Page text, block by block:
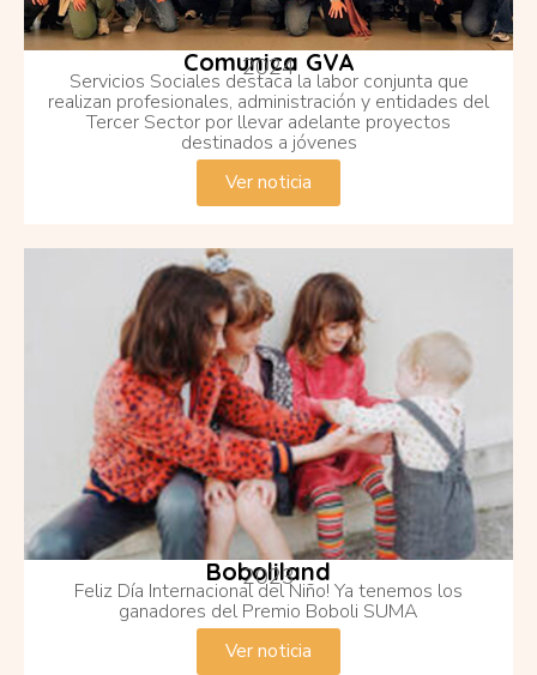
Comunica GVA
2024
Servicios Sociales destaca la labor conjunta que
realizan profesionales, administración y entidades del
Tercer Sector por llevar adelante proyectos
destinados a jóvenes
Ver noticia
Boboliland
2023
Feliz Día Internacional del Niño! Ya tenemos los
ganadores del Premio Boboli SUMA
Ver noticia